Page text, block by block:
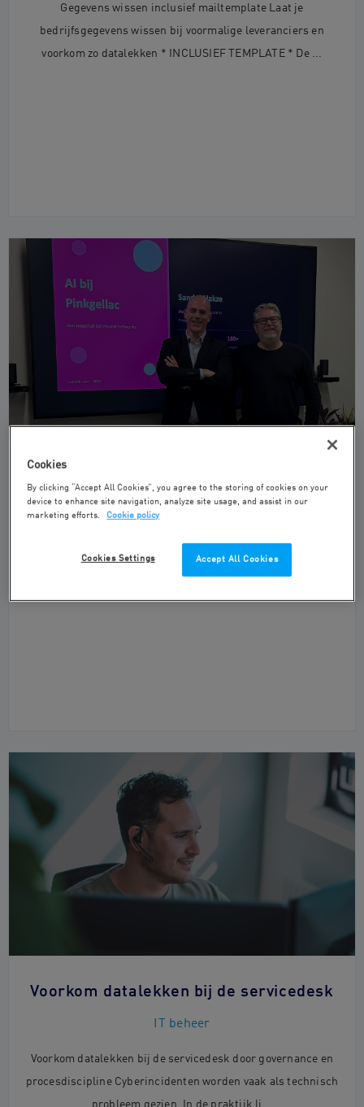
Gegevens wissen inclusief mailtemplate Laat je
bedrijfsgegevens wissen bij voormalige leveranciers en
voorkom zo datalekken * INCLUSIEF TEMPLATE * De ...
AI
Pink Gellac over AI in de praktijk - presentatie en live demo 11
Voorkom datalekken bij de servicedesk
IT beheer
Voorkom datalekken bij de servicedesk door governance en
procesdiscipline Cyberincidenten worden vaak als technisch
probleem gezien. In de praktijk li...
Cookies
By clicking “Accept All Cookies”, you agree to the storing of cookies on your
device to enhance site navigation, analyze site usage, and assist in our
marketing efforts.
Cookie policy
Accept All Cookies
Cookies Settings